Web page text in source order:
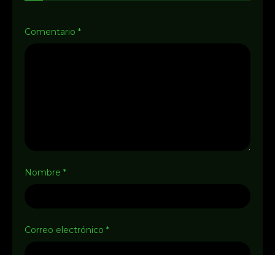
Comentario *
Nombre *
Correo electrónico *